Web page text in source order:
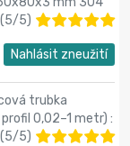
(5/5)
Nahlásit zneužití
trubka
0,02–1 metr) :
(5/5)